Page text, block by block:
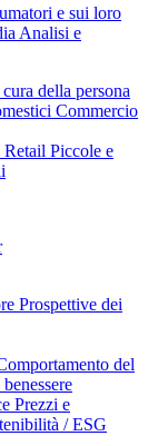
e sui loro
Analisi e
della persona
Commercio
Retail Piccole e
Prospettive dei
del
Prezzi e
/ ESG